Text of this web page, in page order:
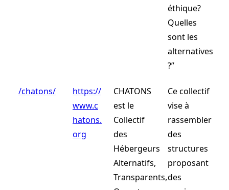
éthique?
Quelles
sont les
alternatives
?”
/chatons/
https://
www.c
hatons.
org
CHATONS
est le
Collectif
des
Hébergeurs
Alternatifs,
Transparents,
Ce collectif
vise à
rassembler
des
structures
proposant
des